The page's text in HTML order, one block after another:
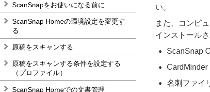
ScanSnapをお使いになる前に
ScanSnap Homeの環境設定を変更す
る
原稿をスキャンする
原稿をスキャンする条件を設定する
（プロファイル）
ScanSnap Homeでの文書管理
い。
また、コンピ
インストールさ
ScanSnap
CardMinder
名刺ファイ